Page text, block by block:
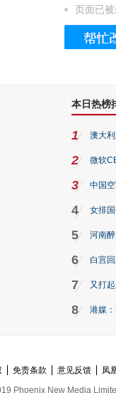
？
页面已
本日热榜
1 澳大
2 微软
3 中国
4 女排
5 河南
6 白宫
7 又打
8 港媒
免责条款 意见反馈 凤
Phoenix New Media